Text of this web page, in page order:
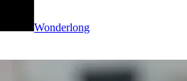
Wonderlong